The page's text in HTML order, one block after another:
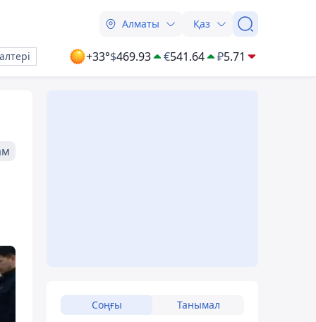
Алматы Қаз
+33°$469.93 €541.64 ₽5.71
Соңғы Танымал